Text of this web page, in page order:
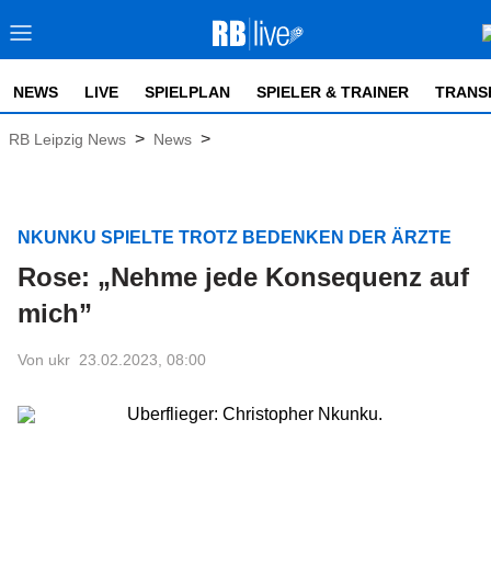
NEWS LIVE SPIELPLAN SPIELER & TRAINER
RB Leipzig News > News >
NKUNKU SPIELTE TROTZ BEDENKEN DER ÄRZTE
Rose: „Nehme jede Konsequenz auf
mich”
Von ukr 23.02.2023, 08:00